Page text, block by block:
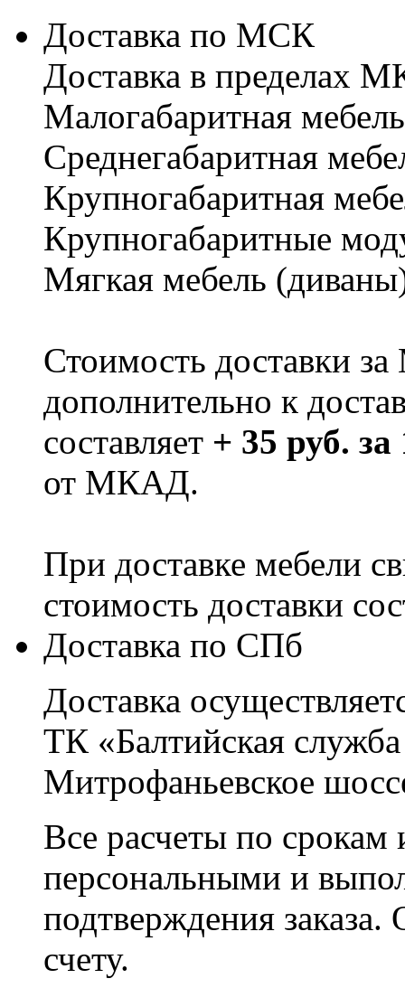
Доставка по МСК
Доставка в пределах
Малогабаритная
Cреднегабаритная
Крупногабаритная
Крупногабаритные
Мягкая мебель
Стоимость доставки
дополнительно к
составляет + 35 руб.
от МКАД.
При доставке мебели
стоимость доставки
Доставка по СПб
Доставка
ТК «Балтийская
Митрофаньевское
Все расчеты по срокам
персональными и
подтверждения заказа.
счету.